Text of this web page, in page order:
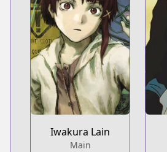
Iwakura Lain
Main